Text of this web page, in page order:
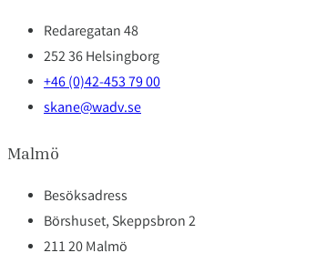
Redaregatan 48
252 36 Helsingborg
+46 (0)42-453 79 00
skane@wadv.se
Malmö
Besöksadress
Börshuset, Skeppsbron 2
211 20 Malmö